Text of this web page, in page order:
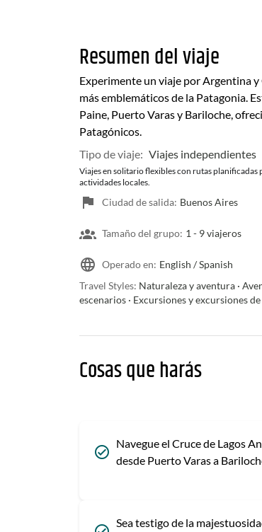
Resumen del viaje
Experimente un viaje por Argentina y
más emblemáticos de la Patagonia.
Paine, Puerto Varas y Bariloche,
Patagónicos.
Tipo de viaje: Viajes independientes
Viajes en solitario flexibles con rutas planificadas
actividades locales.
Ciudad de salida: Buenos Aires
Tamaño del grupo: 1 - 9 viajeros
Operado en: English / Spanish
Travel Styles: Naturaleza y aventura ·
escenarios · Excursiones y excursiones
Cosas que harás
Navegue el Cruce de Lagos
desde Puerto Varas a
Sea testigo de la